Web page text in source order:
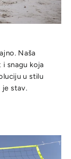
Naša
i snagu koja
u stilu
je stav.